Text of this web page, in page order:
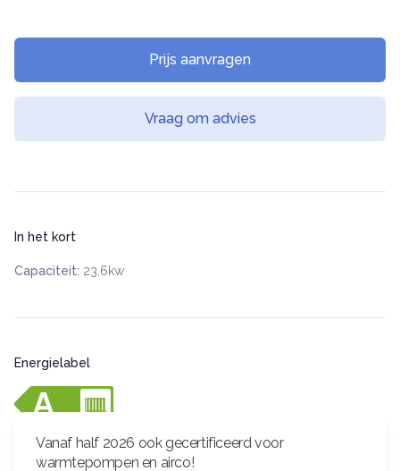
Vanaf half 2026 ook gecertificeerd voor
warmtepompen en airco!
Prijs aanvragen
Vraag om advies
In het kort
Capaciteit: 23,6kw
Energielabel